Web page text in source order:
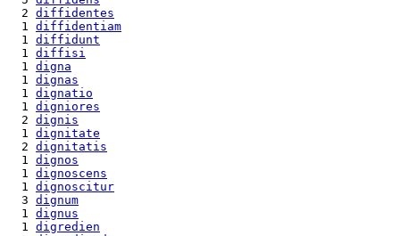
  2
diffidentes
  1
diffidentiam
  1
diffidunt
  1
diffisi
  1
digna
  1
dignas
  1
dignatio
  1
digniores
  2
dignis
  1
dignitate
  2
dignitatis
  1
dignos
  1
dignoscens
  1
dignoscitur
  3
dignum
  1
dignus
  1
digredien